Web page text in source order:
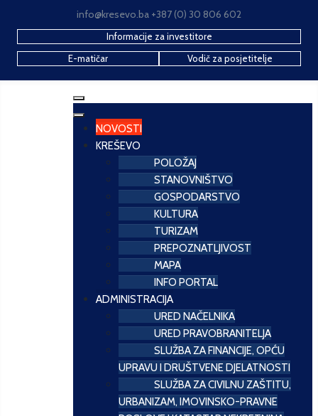
info@kresevo.ba +387 (0) 30 806 602
Informacije za investitore
E-matičar
Vodič za posjetitelje
NOVOSTI
KREŠEVO
POLOŽAJ
STANOVNIŠTVO
GOSPODARSTVO
KULTURA
TURIZAM
PREPOZNATLJIVOST
MAPA
INFO PORTAL
ADMINISTRACIJA
URED NAČELNIKA
URED PRAVOBRANITELJA
SLUŽBA ZA FINANCIJE, OPĆU
UPRAVU I DRUŠTVENE DJELATNOSTI
SLUŽBA ZA CIVILNU ZAŠTITU,
URBANIZAM, IMOVINSKO-PRAVNE